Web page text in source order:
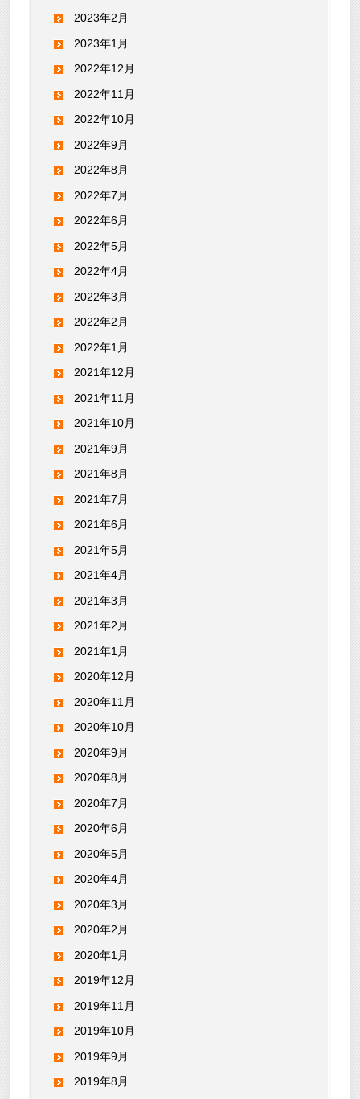
2023年2月
2023年1月
2022年12月
2022年11月
2022年10月
2022年9月
2022年8月
2022年7月
2022年6月
2022年5月
2022年4月
2022年3月
2022年2月
2022年1月
2021年12月
2021年11月
2021年10月
2021年9月
2021年8月
2021年7月
2021年6月
2021年5月
2021年4月
2021年3月
2021年2月
2021年1月
2020年12月
2020年11月
2020年10月
2020年9月
2020年8月
2020年7月
2020年6月
2020年5月
2020年4月
2020年3月
2020年2月
2020年1月
2019年12月
2019年11月
2019年10月
2019年9月
2019年8月